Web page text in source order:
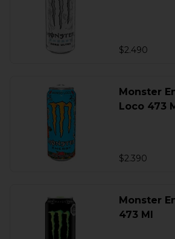
$2.490
Monster
Loco 473
$2.390
Monster
473 Ml